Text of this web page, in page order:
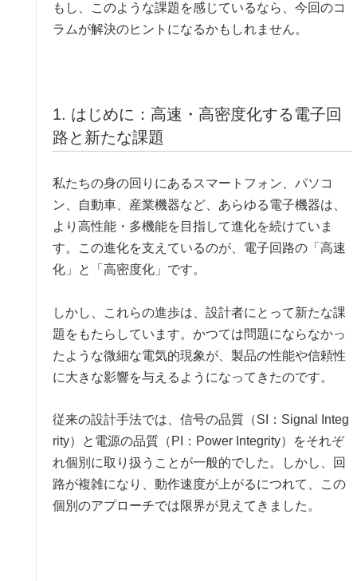
もし、このような課題を感じているなら、今回のコ
ラムが解決のヒントになるかもしれません。
1. はじめに：高速・高密度化する電子回
路と新たな課題
私たちの身の回りにあるスマートフォン、パソコ
ン、自動車、産業機器など、あらゆる電子機器は、
より高性能・多機能を目指して進化を続けていま
す。この進化を支えているのが、電子回路の「高速
化」と「高密度化」です。
しかし、これらの進歩は、設計者にとって新たな課
題をもたらしています。かつては問題にならなかっ
たような微細な電気的現象が、製品の性能や信頼性
に大きな影響を与えるようになってきたのです。
従来の設計手法では、信号の品質（SI：Signal Integ
rity）と電源の品質（PI：Power Integrity）をそれぞ
れ個別に取り扱うことが一般的でした。しかし、回
路が複雑になり、動作速度が上がるにつれて、この
個別のアプローチでは限界が見えてきました。